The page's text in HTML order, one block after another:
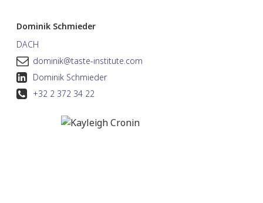
Dominik Schmieder
DACH
dominik@taste-institute.com
Dominik Schmieder
+32 2 372 34 22